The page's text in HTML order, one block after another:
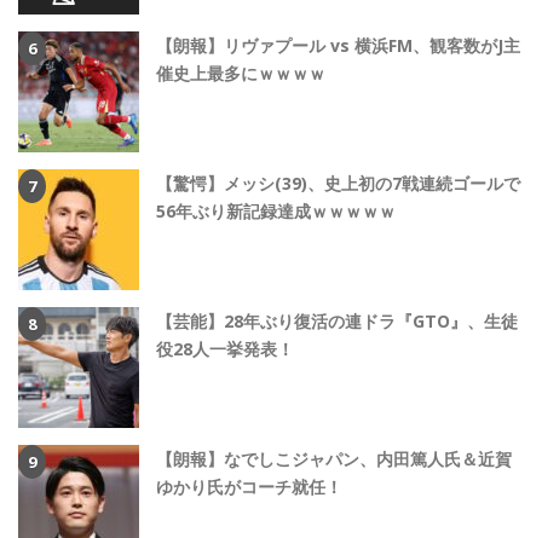
【朗報】リヴァプール vs 横浜FM、観客数がJ主
催史上最多にｗｗｗｗ
【驚愕】メッシ(39)、史上初の7戦連続ゴールで
56年ぶり新記録達成ｗｗｗｗｗ
【芸能】28年ぶり復活の連ドラ『GTO』、生徒
役28人一挙発表！
【朗報】なでしこジャパン、内田篤人氏＆近賀
ゆかり氏がコーチ就任！